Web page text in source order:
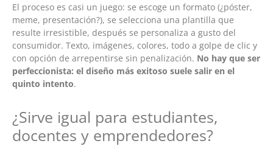
El proceso es casi un juego: se escoge un formato (¿póster,
meme, presentación?), se selecciona una plantilla que
resulte irresistible, después se personaliza a gusto del
consumidor. Texto, imágenes, colores, todo a golpe de clic y
con opción de arrepentirse sin penalización. No hay que ser
perfeccionista: el diseño más exitoso suele salir en el
quinto intento.
¿Sirve igual para estudiantes,
docentes y emprendedores?